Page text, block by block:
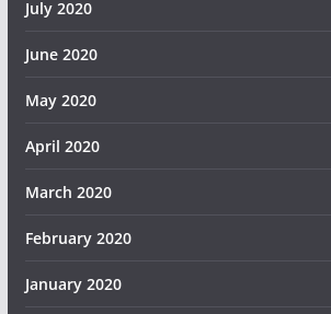
July 2020
June 2020
May 2020
April 2020
March 2020
February 2020
January 2020